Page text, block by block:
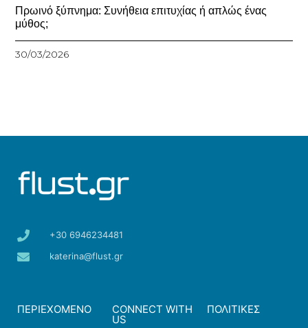
Πρωινό ξύπνημα: Συνήθεια επιτυχίας ή απλώς ένας
μύθος;
30/03/2026
+30 6946234481
katerina@flust.gr
ΠΕΡΙΕΧΟΜΕΝΟ CONNECT WITH
US
ΠΟΛΙΤΙΚΕΣ